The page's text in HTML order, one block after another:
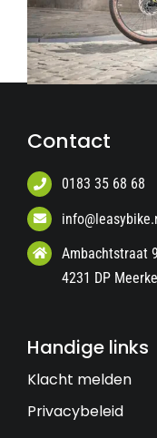
Contact
0183 35 68 68
Ambachtstraat 9
4231 DP
Handige links
Klacht melden
Privacybeleid